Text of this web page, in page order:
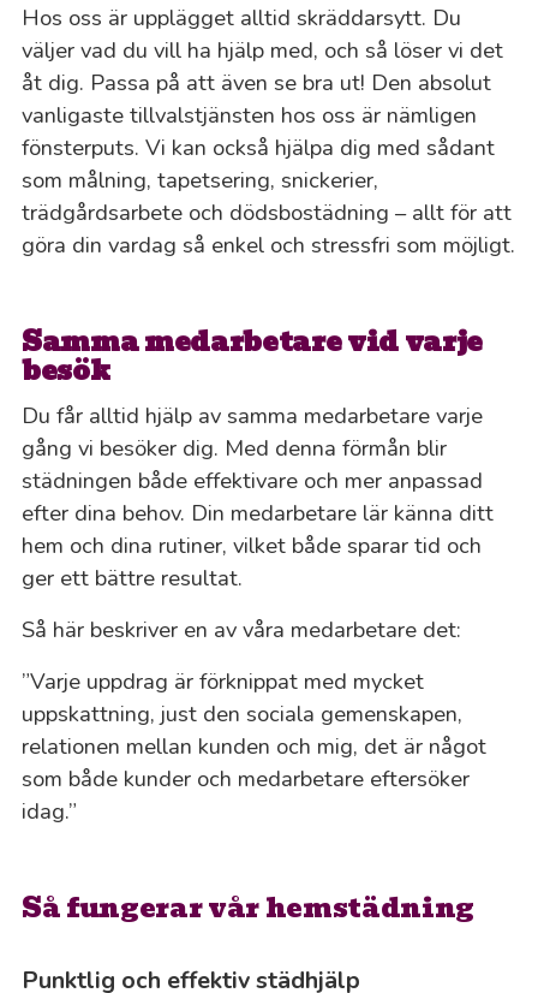
Hos oss är upplägget alltid skräddarsytt. Du
väljer vad du vill ha hjälp med, och så löser vi det
åt dig. Passa på att även se bra ut! Den absolut
vanligaste tillvalstjänsten hos oss är nämligen
fönsterputs. Vi kan också hjälpa dig med sådant
som målning, tapetsering, snickerier,
trädgårdsarbete och dödsbostädning – allt för att
göra din vardag så enkel och stressfri som möjligt.
Samma medarbetare vid varje
besök
Du får alltid hjälp av samma medarbetare varje
gång vi besöker dig. Med denna förmån blir
städningen både effektivare och mer anpassad
efter dina behov. Din medarbetare lär känna ditt
hem och dina rutiner, vilket både sparar tid och
ger ett bättre resultat.
Så här beskriver en av våra medarbetare det:
”Varje uppdrag är förknippat med mycket
uppskattning, just den sociala gemenskapen,
relationen mellan kunden och mig, det är något
som både kunder och medarbetare eftersöker
idag.”
Så fungerar vår hemstädning
Punktlig och effektiv städhjälp